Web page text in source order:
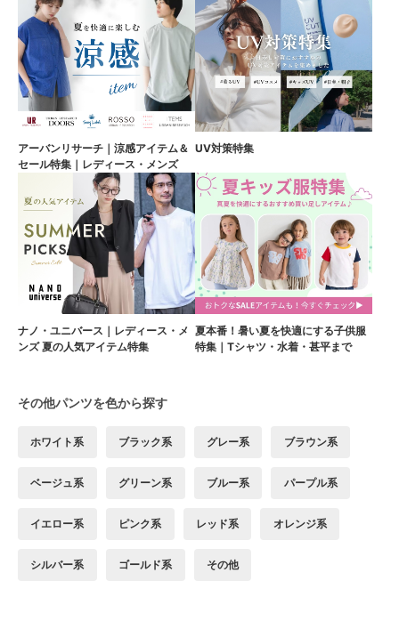
アーバンリサーチ｜涼感アイテム＆
セール特集｜レディース・メンズ
UV対策特集
ナノ・ユニバース｜レディース・メ
ンズ 夏の人気アイテム特集
夏本番！暑い夏を快適にする子供服
特集｜Tシャツ・水着・甚平まで
その他パンツを色から探す
ホワイト系 ブラック系 グレー系 ブラウン系
ベージュ系 グリーン系 ブルー系 パープル系
イエロー系 ピンク系 レッド系 オレンジ系
シルバー系 ゴールド系 その他